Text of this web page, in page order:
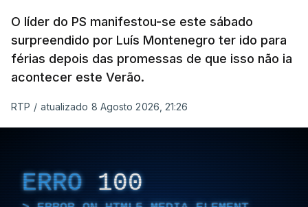
O líder do PS manifestou-se este sábado
surpreendido por Luís Montenegro ter ido para
férias depois das promessas de que isso não ia
acontecer este Verão.
RTP / atualizado 8 Agosto 2026, 21:26
ERRO 100